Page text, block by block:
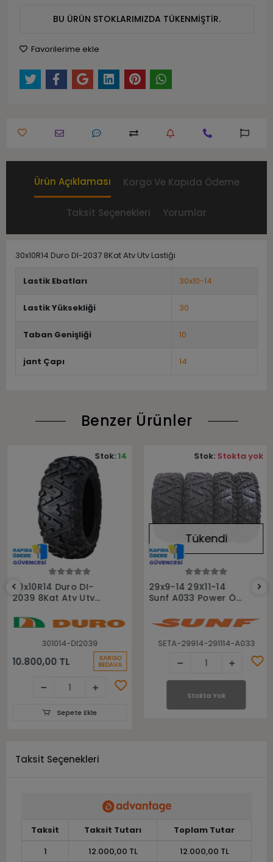
BU ÜRÜN STOKLARIMIZDA TÜKENMİŞTİR.
Favorilerime ekle
Ürün Açıklaması Kargo Ve Kapıda Ödeme
Taksit Seçenekleri Yorumlar
30x10R14 Duro DI-2037 8Kat Atv Utv Lastiği
Lastik Ebatları 30x10-14
Lastik Yüksekliği 30
Taban Genişliği 10
jant Çapı 14
Benzer Ürünler
30x10R14 Duro DI-
2039 8Kat Atv Utv
301014-DI2039
10.800,00 TL KARGO
BEDAVA
Stok:14
Sepete Ekle
Stokta Yok
Tükendi
29x9-14 29X11-14
Sunf A033 Power Ön
Lastiği
SETA-29914-291114-A033
Stok:Stokta yok
Stokta Yok
Taksit Seçenekleri
Taksit Taksit Tutarı
Toplam Tutar
1
12.000,00 TL 12.000,00 TL